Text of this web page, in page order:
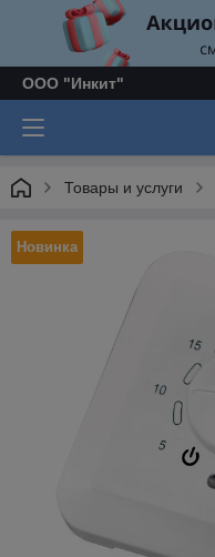
ООО "Инкит"
Товары и услуги
Новинка